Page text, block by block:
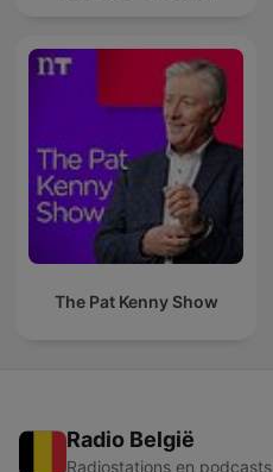
The Pat Kenny Show
Radio België
Radiostations en podcasts